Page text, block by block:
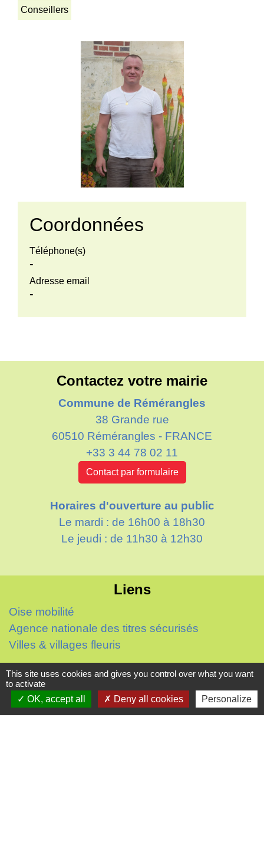
Conseillers
Coordonnées
Téléphone(s)
-
Adresse email
-
Contactez votre mairie
Commune de Rémérangles
38 Grande rue
60510 Rémérangles - FRANCE
+33 3 44 78 02 11
Contact par formulaire
Horaires d'ouverture au public
Le mardi : de 16h00 à 18h30
Le jeudi : de 11h30 à 12h30
Liens
Oise mobilité
Agence nationale des titres sécurisés
Villes & villages fleuris
Partenaires institutionnels
Département de l'Oise
This site uses cookies and gives you control over what you want
to activate
OK, accept all
Deny all cookies Personalize